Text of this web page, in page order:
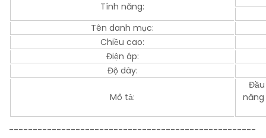
Tính năng:
Tên danh mục:
Chiều cao:
Điện áp:
Độ dày:
Mô tả:
----------------------------------------------------